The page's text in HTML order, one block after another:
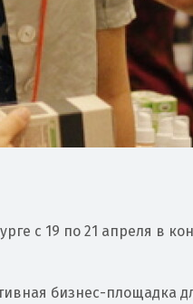
с 19 по 21 апреля в
бизнес-площадка